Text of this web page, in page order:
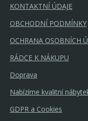
KONTAKTNÍ ÚDAJE
OBCHODNÍ PODMÍNKY
OCHRANA OSOBNÍCH
RÁDCE K NÁKUPU
Doprava
Nabízíme kvalitní
GDPR a Cookies